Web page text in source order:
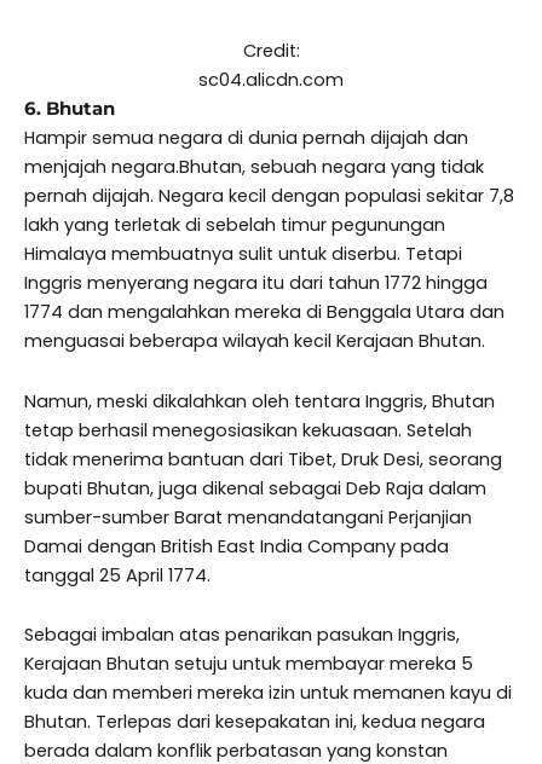
Credit:
sc04.alicdn.com
6. Bhutan
Hampir semua negara di dunia pernah dijajah dan
menjajah negara.Bhutan, sebuah negara yang tidak
pernah dijajah. Negara kecil dengan populasi sekitar 7,8
lakh yang terletak di sebelah timur pegunungan
Himalaya membuatnya sulit untuk diserbu. Tetapi
Inggris menyerang negara itu dari tahun 1772 hingga
1774 dan mengalahkan mereka di Benggala Utara dan
menguasai beberapa wilayah kecil Kerajaan Bhutan.
Namun, meski dikalahkan oleh tentara Inggris, Bhutan
tetap berhasil menegosiasikan kekuasaan. Setelah
tidak menerima bantuan dari Tibet, Druk Desi, seorang
bupati Bhutan, juga dikenal sebagai Deb Raja dalam
sumber-sumber Barat menandatangani Perjanjian
Damai dengan British East India Company pada
tanggal 25 April 1774.
Sebagai imbalan atas penarikan pasukan Inggris,
Kerajaan Bhutan setuju untuk membayar mereka 5
kuda dan memberi mereka izin untuk memanen kayu di
Bhutan. Terlepas dari kesepakatan ini, kedua negara
berada dalam konflik perbatasan yang konstan